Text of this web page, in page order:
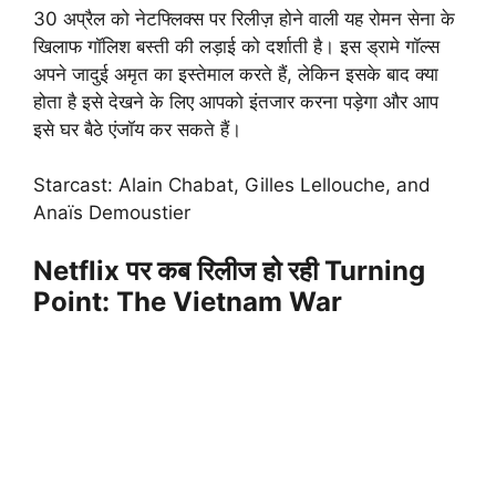
30 अप्रैल को नेटफ्लिक्स पर रिलीज़ होने वाली यह रोमन सेना के
खिलाफ गॉलिश बस्ती की लड़ाई को दर्शाती है। इस ड्रामे गॉल्स
अपने जादुई अमृत का इस्तेमाल करते हैं, लेकिन इसके बाद क्या
होता है इसे देखने के लिए आपको इंतजार करना पड़ेगा और आप
इसे घर बैठे एंजॉय कर सकते हैं।
Starcast: Alain Chabat, Gilles Lellouche, and
Anaïs Demoustier
Netflix पर कब रिलीज हो रही Turning
Point: The Vietnam War